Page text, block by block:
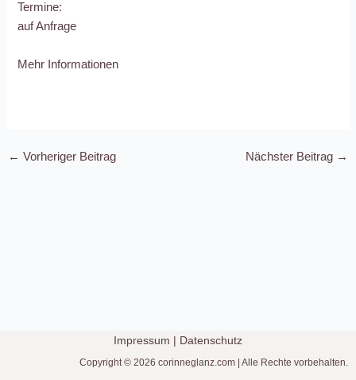
Termine:
auf Anfrage
Mehr Informationen
← Vorheriger Beitrag Nächster Beitrag →
Impressum | Datenschutz
Copyright © 2026 corinneglanz.com | Alle Rechte vorbehalten.